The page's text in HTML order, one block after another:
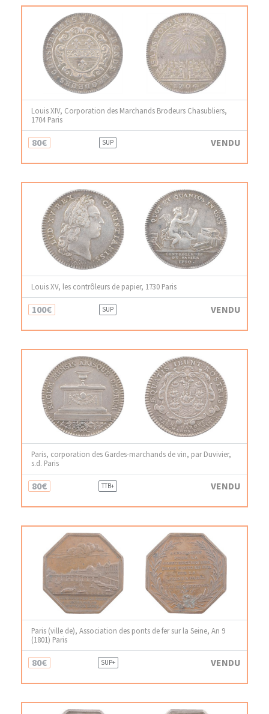
Louis XIV, Corporation des Marchands Brodeurs Chasubliers,
1704 Paris
80€ SUP VENDU
Louis XV, les contrôleurs de papier, 1730 Paris
100€ SUP VENDU
Paris, corporation des Gardes-marchands de vin, par Duvivier,
s.d. Paris
80€ TTB+ VENDU
Paris (ville de), Association des ponts de fer sur la Seine, An 9
(1801) Paris
80€ SUP+ VENDU